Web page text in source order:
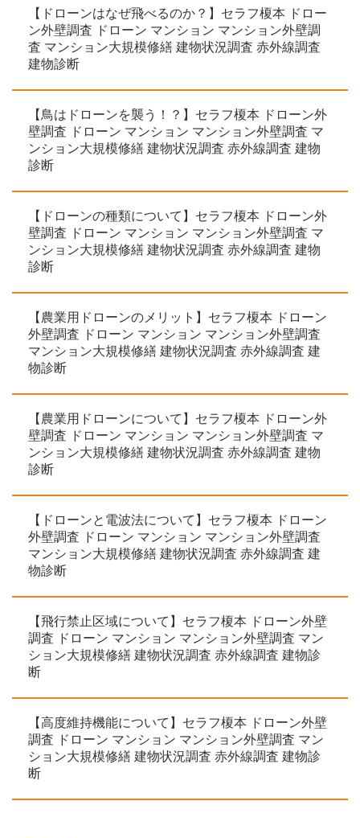
【ドローンはなぜ飛べるのか？】セラフ榎本 ドロー
ン外壁調査 ドローン マンション マンション外壁調
査 マンション大規模修繕 建物状況調査 赤外線調査
建物診断
【鳥はドローンを襲う！？】セラフ榎本 ドローン外
壁調査 ドローン マンション マンション外壁調査 マ
ンション大規模修繕 建物状況調査 赤外線調査 建物
診断
【ドローンの種類について】セラフ榎本 ドローン外
壁調査 ドローン マンション マンション外壁調査 マ
ンション大規模修繕 建物状況調査 赤外線調査 建物
診断
【農業用ドローンのメリット】セラフ榎本 ドローン
外壁調査 ドローン マンション マンション外壁調査
マンション大規模修繕 建物状況調査 赤外線調査 建
物診断
【農業用ドローンについて】セラフ榎本 ドローン外
壁調査 ドローン マンション マンション外壁調査 マ
ンション大規模修繕 建物状況調査 赤外線調査 建物
診断
【ドローンと電波法について】セラフ榎本 ドローン
外壁調査 ドローン マンション マンション外壁調査
マンション大規模修繕 建物状況調査 赤外線調査 建
物診断
【飛行禁止区域について】セラフ榎本 ドローン外壁
調査 ドローン マンション マンション外壁調査 マン
ション大規模修繕 建物状況調査 赤外線調査 建物診
断
【高度維持機能について】セラフ榎本 ドローン外壁
調査 ドローン マンション マンション外壁調査 マン
ション大規模修繕 建物状況調査 赤外線調査 建物診
断